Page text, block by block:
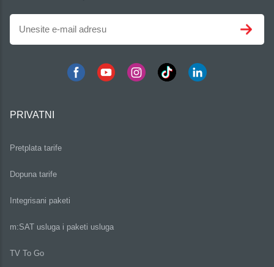
PRIVATNI
Pretplata tarife
Dopuna tarife
Integrisani paketi
m:SAT usluga i paketi usluga
TV To Go